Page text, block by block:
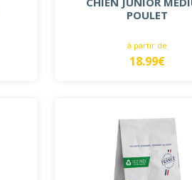
POULET
à partir de
18.99€